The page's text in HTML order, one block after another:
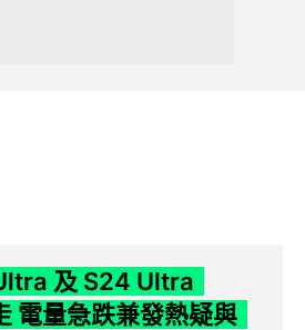
及 S24 Ultra
電量急跌兼發熱疑與